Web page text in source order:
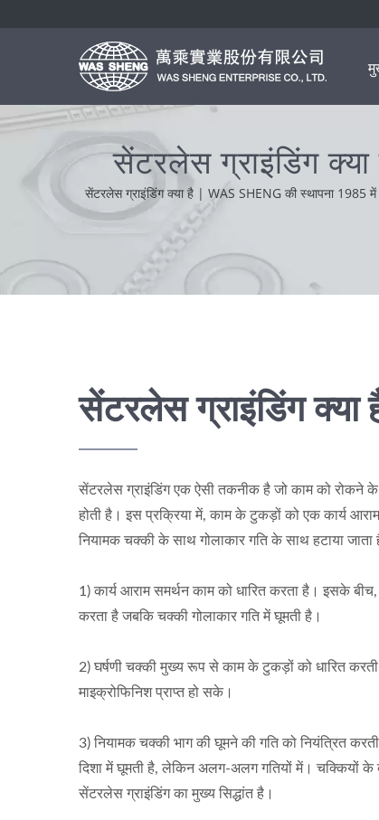
सेंटरलेस ग्राइंडिंग
सेंटरलेस ग्राइंडिंग क्या है | WAS SHENG की स्थापना 1985 में
सेंटरलेस ग्राइंडिंग क्या
सेंटरलेस ग्राइंडिंग एक ऐसी तकनीक है जो काम को रोकने
होती है। इस प्रक्रिया में, काम के टुकड़ों को एक कार्य
नियामक चक्की के साथ गोलाकार गति के साथ हटाया जाता
1) कार्य आराम समर्थन काम को धारित करता है। इसके
करता है जबकि चक्की गोलाकार गति में घूमती है।
2) घर्षणी चक्की मुख्य रूप से काम के टुकड़ों को धारित
माइक्रोफिनिश प्राप्त हो सके।
3) नियामक चक्की भाग की घूमने की गति को नियंत्रित
दिशा में घूमती है, लेकिन अलग-अलग गतियों में। चक्कियों के
सेंटरलेस ग्राइंडिंग का मुख्य सिद्धांत है।